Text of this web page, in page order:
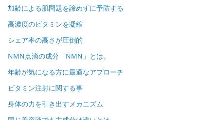
加齢による肌問題を諦めずに予防する
高濃度のビタミンを凝縮
シェア率の高さが圧倒的
NMN点滴の成分「NMN」とは。
年齢が気になる方に最適なアプローチ
ビタミン注射に関する事
身体の力を引き出すメカニズム